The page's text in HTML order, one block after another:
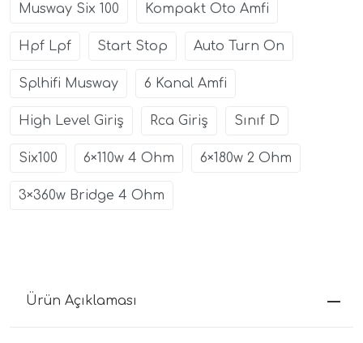
Musway Six 100 Kompakt Oto Amfi
Hpf Lpf Start Stop Auto Turn On
Splhifi Musway 6 Kanal Amfi
High Level Giriş Rca Giriş Sınıf D
Six100 6×110w 4 Ohm 6×180w 2 Ohm
3×360w Bridge 4 Ohm
Ürün Açıklaması